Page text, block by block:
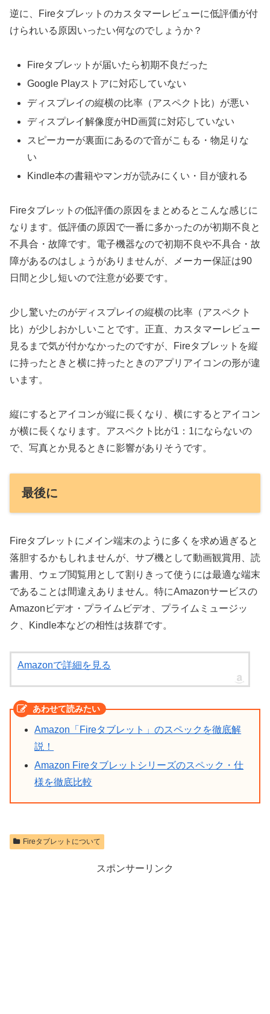
逆に、Fireタブレットのカスタマーレビューに低評価が付
けられいる原因いったい何なのでしょうか？
Fireタブレットが届いたら初期不良だった
Google Playストアに対応していない
ディスプレイの縦横の比率（アスペクト比）が悪い
ディスプレイ解像度がHD画質に対応していない
スピーカーが裏面にあるので音がこもる・物足りな
い
Kindle本の書籍やマンガが読みにくい・目が疲れる
Fireタブレットの低評価の原因をまとめるとこんな感じに
なります。低評価の原因で一番に多かったのが初期不良と
不具合・故障です。電子機器なので初期不良や不具合・故
障があるのはしょうがありませんが、メーカー保証は90
日間と少し短いので注意が必要です。
少し驚いたのがディスプレイの縦横の比率（アスペクト
比）が少しおかしいことです。正直、カスタマーレビュー
見るまで気が付かなかったのですが、Fireタブレットを縦
に持ったときと横に持ったときのアプリアイコンの形が違
います。
縦にするとアイコンが縦に長くなり、横にするとアイコン
が横に長くなります。アスペクト比が1：1にならないの
で、写真とか見るときに影響がありそうです。
最後に
Fireタブレットにメイン端末のように多くを求め過ぎると
落胆するかもしれませんが、サブ機として動画観賞用、読
書用、ウェブ閲覧用として割りきって使うには最適な端末
であることは間違えありません。特にAmazonサービスの
Amazonビデオ・プライムビデオ、プライムミュージッ
ク、Kindle本などの相性は抜群です。
Amazonで詳細を見る
Amazon「Fireタブレット」のスペックを徹底解
説！
Amazon Fireタブレットシリーズのスペック・仕
様を徹底比較
Fireタブレットについて
スポンサーリンク